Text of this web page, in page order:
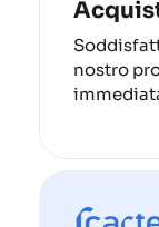
nostro